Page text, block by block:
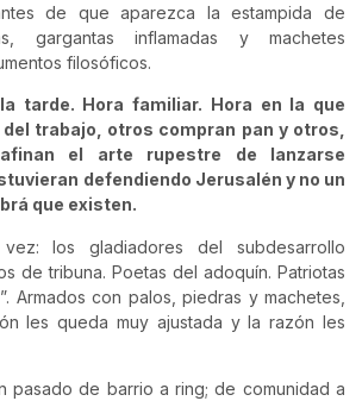
de que aparezca la estampida de
gargantas inflamadas y machetes
filosóficos.
tarde. Hora familiar. Hora en la que
trabajo, otros compran pan y otros,
afinan el arte rupestre de lanzarse
defendiendo Jerusalén y no un
que existen.
los gladiadores del subdesarrollo
de tribuna. Poetas del adoquín. Patriotas
Armados con palos, piedras y machetes,
les queda muy ajustada y la razón les
pasado de barrio a ring; de comunidad a